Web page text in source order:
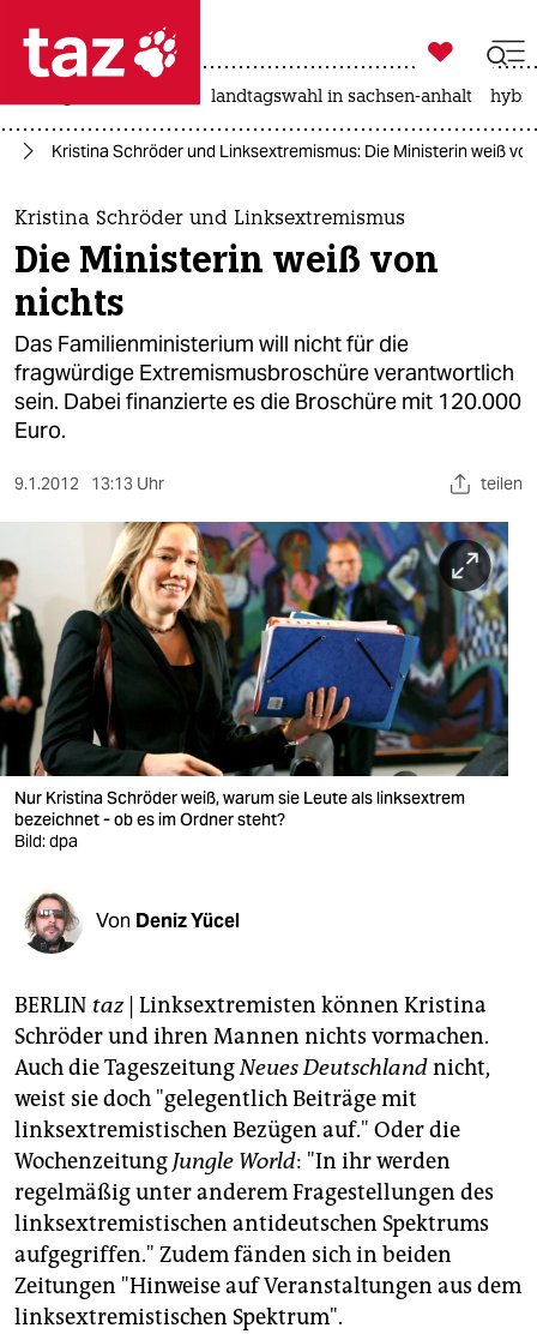
 taz zahl ich
taz zahl ich
themen
politik
öko
gesellschaft
kultur
sport
nord
wahrheit
verlag
verlag
veranstaltungen
shop
fragen & hilfe
unterstützen
genossenschaft
epaper login

taz zahl ich
landtagswahl in sachsen-anhalt
Kristina Schröder und Linksextremismus: Die Ministerin weiß
Kristina Schröder und Linksextremismus
Die Ministerin weiß von
nichts
Das Familienministerium will nicht für die
fragwürdige Extremismusbroschüre verantwortlich
sein. Dabei finanzierte es die Broschüre mit 120.000
Euro.
9.1.2012 13:13 Uhr teilen
Nur Kristina Schröder weiß, warum sie Leute als linksextrem
bezeichnet - ob es im Ordner steht?
Bild: dpa
Von Deniz Yücel
BERLIN taz| Linksextremisten können Kristina
Schröder und ihren Mannen nichts vormachen.
Auch die TageszeitungNeues Deutschlandnicht,
weist sie doch "gelegentlich Beiträge mit
linksextremistischen Bezügen auf." Oder die
Wochenzeitung Jungle World: "In ihr werden
regelmäßig unter anderem Fragestellungen des
linksextremistischen antideutschen Spektrums
aufgegriffen." Zudem fänden sich in beiden
Zeitungen "Hinweise auf Veranstaltungen aus dem
linksextremistischen Spektrum".